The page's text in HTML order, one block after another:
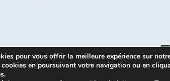
pour vous offrir la meilleure expérience sur
en poursuivant votre navigation ou en